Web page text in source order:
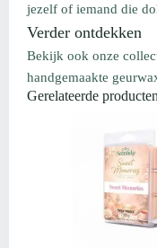
jezelf of iemand die
Verder ontdekken
Bekijk ook onze
handgemaakte
Gerelateerde producten